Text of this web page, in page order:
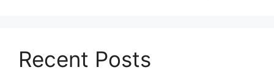
Recent Posts